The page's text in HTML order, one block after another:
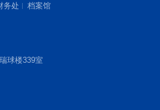
务处 档案馆
球楼339室